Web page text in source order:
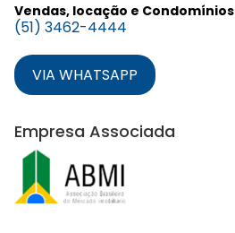
Vendas, locação e Condomínios
(51) 3462-4444
VIA WHATSAPP
Empresa Associada